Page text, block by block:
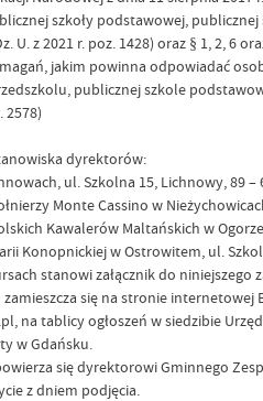
szkoły podstawowej,
U. z 2021 r. poz. 1428) oraz § 1, 2, 6
jakim powinna odpowiadać
publicznej szkole
2578)
dyrektorów:
ul. Szkolna 15, Lichnowy, 89 –
Monte Cassino w
Kawalerów Maltańskich w
Konopnickiej w Ostrowitem, ul.
stanowi załącznik do niniejszego
zamieszcza się na stronie
na tablicy ogłoszeń w siedzibie
w Gdańsku.
się dyrektorowi Gminnego
z dniem podjęcia.